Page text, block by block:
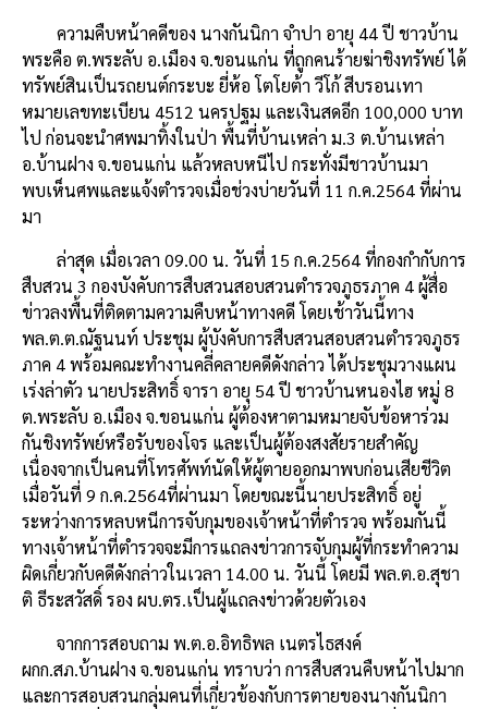
o
k
k
ความคืบหน้าคดีของ นางกันนิกา จำปา อายุ 44 ปี ชาวบ้าน
พระคือ ต.พระลับ อ.เมือง จ.ขอนแก่น ที่ถูกคนร้ายฆ่าชิงทรัพย์ ได้
ทรัพย์สินเป็นรถยนต์กระบะ ยี่ห้อ โตโยต้า วีโก้ สีบรอนเทา
หมายเลขทะเบียน 4512 นครปฐม และเงินสดอีก 100,000 บาท
ไป ก่อนจะนำศพมาทิ้งในป่า พื้นที่บ้านเหล่า ม.3 ต.บ้านเหล่า
อ.บ้านฝาง จ.ขอนแก่น แล้วหลบหนีไป กระทั่งมีชาวบ้านมา
พบเห็นศพและแจ้งตำรวจเมื่อช่วงบ่ายวันที่ 11 ก.ค.2564 ที่ผ่าน
มา
ล่าสุด เมื่อเวลา 09.00 น. วันที่ 15 ก.ค.2564 ที่กองกำกับการ
สืบสวน 3 กองบังคับการสืบสวนสอบสวนตำรวจภูธรภาค 4 ผู้สื่อ
ข่าวลงพื้นที่ติดตามความคืบหน้าทางคดี โดยเช้าวันนี้ทาง
พล.ต.ต.ณัฐนนท์ ประชุม ผู้บังคับการสืบสวนสอบสวนตำรวจภูธร
ภาค 4 พร้อมคณะทำงานคลี่คลายคดีดังกล่าว ได้ประชุมวางแผน
เร่งล่าตัว นายประสิทธิ์ จารา อายุ 54 ปี ชาวบ้านหนองไฮ หมู่ 8
ต.พระลับ อ.เมือง จ.ขอนแก่น ผู้ต้องหาตามหมายจับข้อหาร่วม
กันชิงทรัพย์หรือรับของโจร และเป็นผู้ต้องสงสัยรายสำคัญ
เนื่องจากเป็นคนที่โทรศัพท์นัดให้ผู้ตายออกมาพบก่อนเสียชีวิต
เมื่อวันที่ 9 ก.ค.2564ที่ผ่านมา โดยขณะนี้นายประสิทธิ์ อยู่
ระหว่างการหลบหนีการจับกุมของเจ้าหน้าที่ตำรวจ พร้อมกันนี้
ทางเจ้าหน้าที่ตำรวจจะมีการแถลงข่าวการจับกุมผู้ที่กระทำความ
ผิดเกี่ยวกับคดีดังกล่าวในเวลา 14.00 น. วันนี้ โดยมี พล.ต.อ.สุชา
ติ ธีระสวัสดิ์ รอง ผบ.ตร.เป็นผู้แถลงข่าวด้วยตัวเอง
จากการสอบถาม พ.ต.อ.อิทธิพล เนตรไธสงค์
ผกก.สภ.บ้านฝาง จ.ขอนแก่น ทราบว่า การสืบสวนคืบหน้าไปมาก
และการสอบสวนกลุ่มคนที่เกี่ยวข้องกับการตายของนางกันนิกา